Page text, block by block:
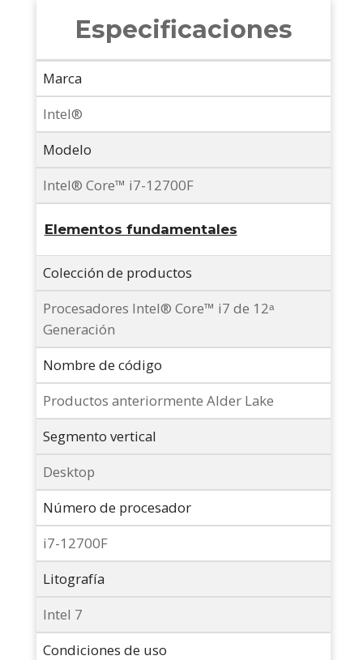
Especificaciones
Marca
Intel®
Modelo
Intel® Core™ i7-12700F
Elementos fundamentales
Colección de productos
Procesadores Intel® Core™ i7 de 12ᵃ
Generación
Nombre de código
Productos anteriormente Alder Lake
Segmento vertical
Desktop
Número de procesador
i7-12700F
Litografía
Intel 7
Condiciones de uso